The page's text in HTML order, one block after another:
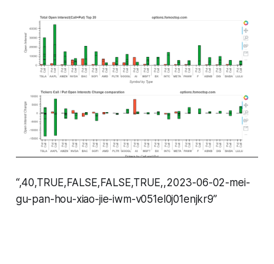
“,40,TRUE,FALSE,FALSE,TRUE,,2023-06-02-mei-
gu-pan-hou-xiao-jie-iwm-v051el0j01enjkr9”